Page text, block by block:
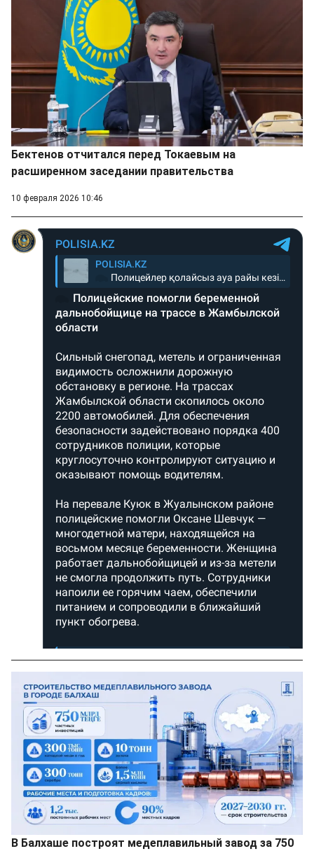
Бектенов отчитался перед Токаевым на
расширенном заседании правительства
10 февраля 2026 10:46
В Балхаше построят медеплавильный завод за 750